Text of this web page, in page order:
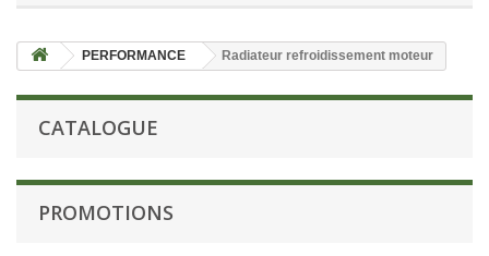
PERFORMANCE Radiateur refroidissement moteur
CATALOGUE
PROMOTIONS